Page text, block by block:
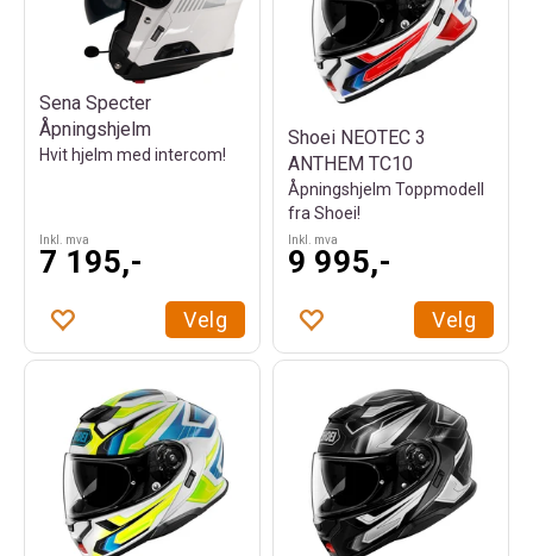
Sena Specter
Åpningshjelm
Hvit hjelm med intercom!
Inkl. mva
7 195,-
Velg
Shoei NEOTEC 3
ANTHEM TC10
Åpningshjelm Toppmodell
fra Shoei!
Inkl. mva
9 995,-
Velg